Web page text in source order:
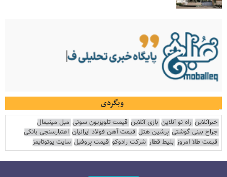
وبگردی
خبرآنلاین راه نو آنلاین بازی آنلاین قیمت تلویزیون سونی مبل مینیمال
جراح بینی گوشتی پرشین هتل قیمت آهن فولاد ایرانیان اعتبارسنجی بانکی
قیمت طلا امروز بلیط قطار شرکت رادوکو قیمت پروفیل سایت یوتوتایمز